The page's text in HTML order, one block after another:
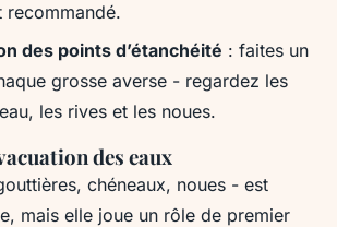
recommandé.
des points d’étanchéité : faites un
grosse averse - regardez les
les rives et les noues.
des eaux
chéneaux, noues - est
mais elle joue un rôle de premier